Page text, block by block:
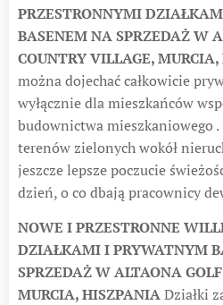
PRZESTRONNYMI
BASENEM NA SPRZEDAŻ W
COUNTRY VILLAGE,
można dojechać całkowicie
wyłącznie dla mieszkańców
budownictwa mieszkaniowego
terenów zielonych wokół
jeszcze lepsze poczucie
dzień, o co dbają pracownicy
NOWE I PRZESTRONNE
DZIAŁKAMI I PRYWATNYM
SPRZEDAŻ W ALTAONA
MURCIA, HISZPANIADziałki